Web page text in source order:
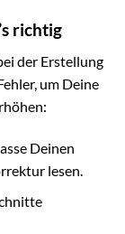
richtig
der Erstellung
um Deine
Deinen
lesen.